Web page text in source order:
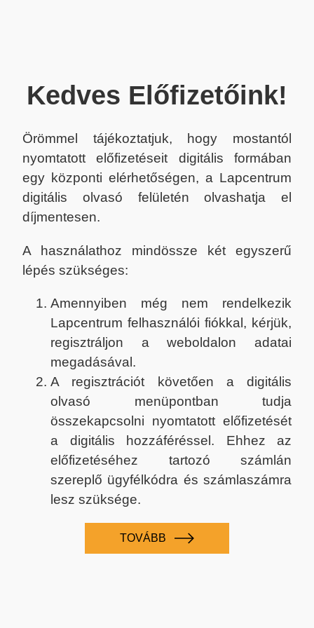
Kedves Előfizetőink!
Örömmel tájékoztatjuk, hogy mostantól
nyomtatott előfizetéseit digitális formában
egy központi elérhetőségen, a Lapcentrum
digitális olvasó felületén olvashatja el
díjmentesen.
A használathoz mindössze két egyszerű
lépés szükséges:
Amennyiben még nem rendelkezik
Lapcentrum felhasználói fiókkal, kérjük,
regisztráljon a weboldalon adatai
megadásával.
A regisztrációt követően a digitális
olvasó menüpontban tudja
összekapcsolni nyomtatott előfizetését
a digitális hozzáféréssel. Ehhez az
előfizetéséhez tartozó számlán
szereplő ügyfélkódra és számlaszámra
lesz szüksége.
TOVÁBB